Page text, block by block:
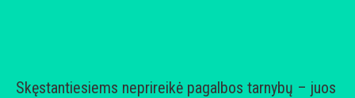
Skęstantiesiems neprireikė pagalbos tarnybų – juos